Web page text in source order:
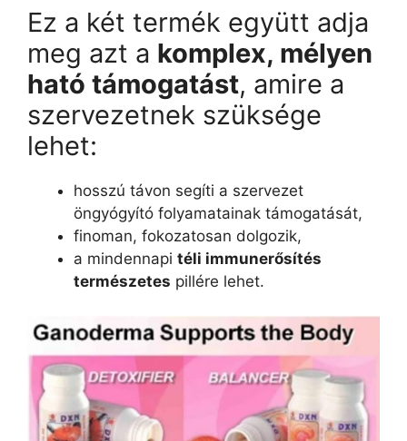
alapján
Ez a két termék együtt adja
meg azt a komplex, mélyen
ható támogatást, amire a
szervezetnek szüksége
lehet:
hosszú távon segíti a szervezet
öngyógyító folyamatainak támogatását,
finoman, fokozatosan dolgozik,
a mindennapi téli immunerősítés
természetes pillére lehet.